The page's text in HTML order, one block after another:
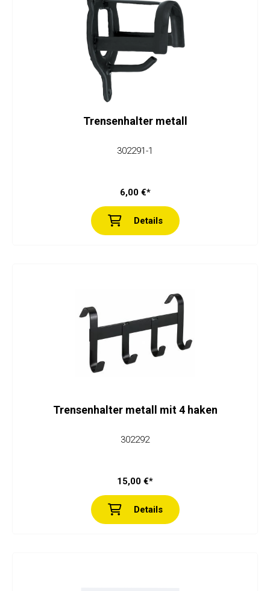
Trensenhalter metall
302291-1
6,00 €*
Details
Trensenhalter metall mit 4 haken
302292
15,00 €*
Details